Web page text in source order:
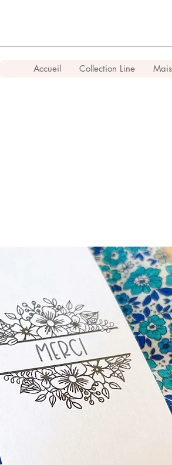
Accueil Collection Line